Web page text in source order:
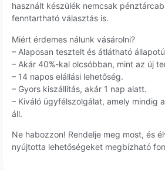
használt készülék nemcsak
fenntartható választás is.
Miért érdemes nálunk vásárolni?
– Alaposan tesztelt és átlátható
– Akár 40%-kal olcsóbban, mint az új
– 14 napos elállási lehetőség.
– Gyors kiszállítás, akár 1 nap alatt.
– Kiváló ügyfélszolgálat, amely mindig
áll.
Ne habozzon! Rendelje meg most, és
nyújtotta lehetőségeket megbízható